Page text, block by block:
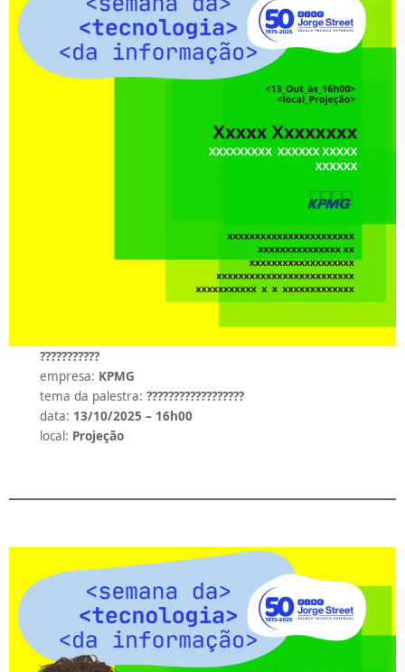
???????????
empresa: KPMG
tema da palestra:??????????????????
data: 13/10/2025 – 16h00
local: Projeção